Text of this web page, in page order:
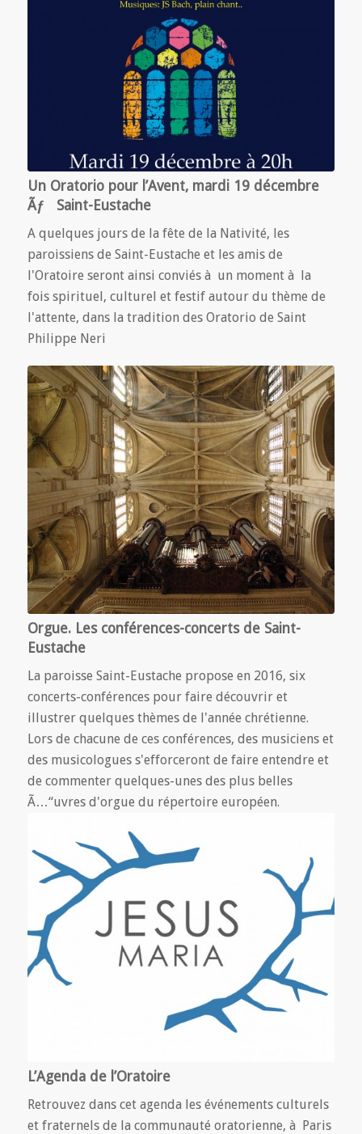
Un Oratorio pour l’Avent, mardi 19 décembre
Ãƒ Saint-Eustache
A quelques jours de la fête de la Nativité, les
paroissiens de Saint-Eustache et les amis de
l'Oratoire seront ainsi conviés à un moment à la
fois spirituel, culturel et festif autour du thème de
l'attente, dans la tradition des Oratorio de Saint
Philippe Neri
Orgue. Les conférences-concerts de Saint-
Eustache
La paroisse Saint-Eustache propose en 2016, six
concerts-conférences pour faire découvrir et
illustrer quelques thèmes de l'année chrétienne.
Lors de chacune de ces conférences, des musiciens et
des musicologues s'efforceront de faire entendre et
de commenter quelques-unes des plus belles
Ã…“uvres d'orgue du répertoire européen.
L’Agenda de l’Oratoire
Retrouvez dans cet agenda les événements culturels
et fraternels de la communauté oratorienne, à Paris